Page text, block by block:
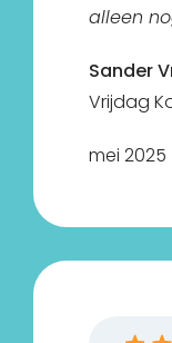
alleen
Sander
Vrijdag
mei 2025